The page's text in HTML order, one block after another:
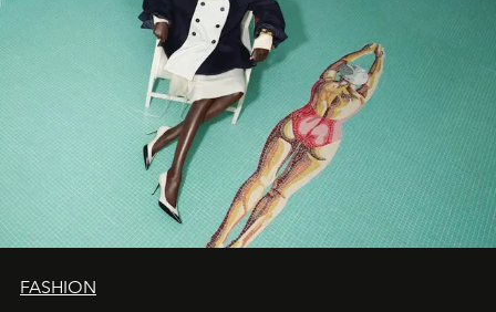
FASHION